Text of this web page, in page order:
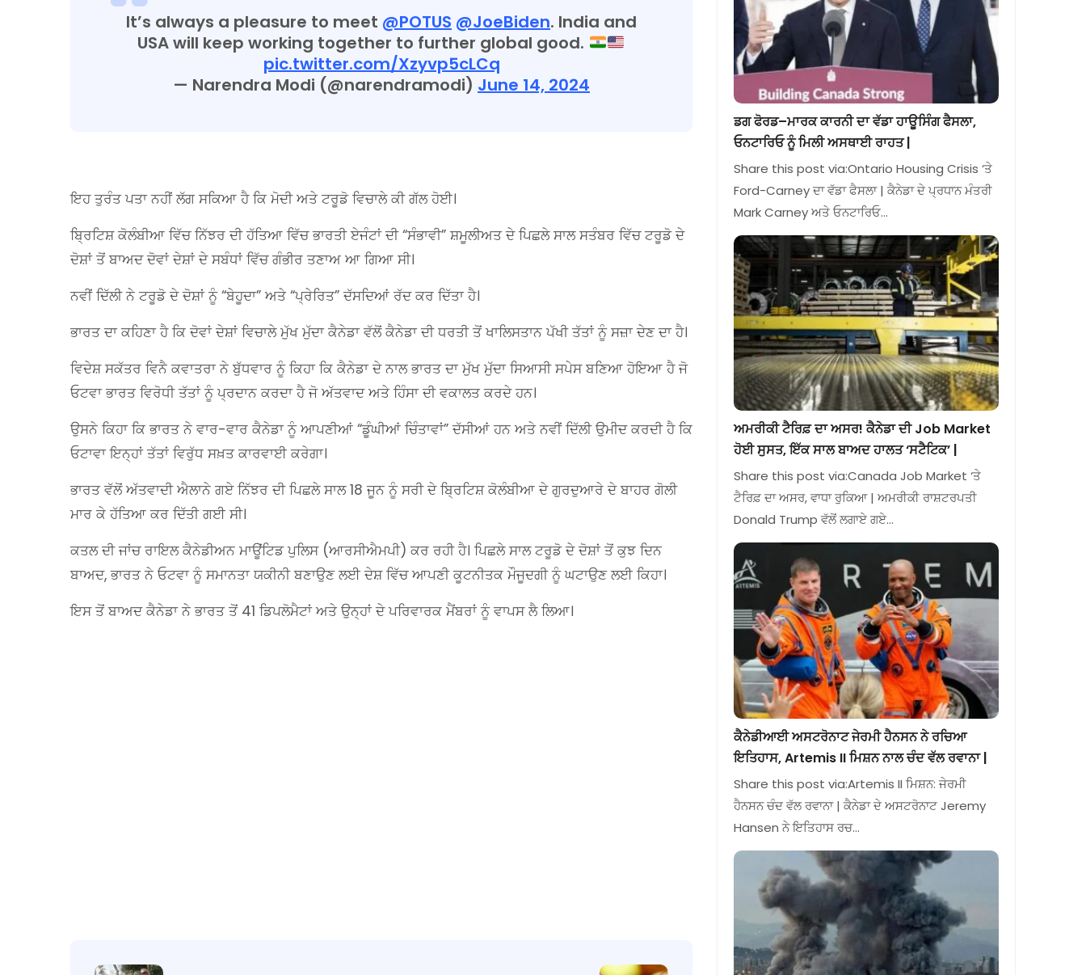
It’s always a pleasure to meet @POTUS @JoeBiden. India and
USA will keep working together to further global good.
pic.twitter.com/Xzyvp5cLCq
— Narendra Modi (@narendramodi) June 14, 2024
ਇਹ ਤੁਰੰਤ ਪਤਾ ਨਹੀਂ ਲੱਗ ਸਕਿਆ ਹੈ ਕਿ ਮੋਦੀ ਅਤੇ ਟਰੂਡੋ ਵਿਚਾਲੇ ਕੀ ਗੱਲ ਹੋਈ।
ਬ੍ਰਿਟਿਸ਼ ਕੋਲੰਬੀਆ ਵਿੱਚ ਨਿੱਝਰ ਦੀ ਹੱਤਿਆ ਵਿੱਚ ਭਾਰਤੀ ਏਜੰਟਾਂ ਦੀ “ਸੰਭਾਵੀ” ਸ਼ਮੂਲੀਅਤ ਦੇ ਪਿਛਲੇ ਸਾਲ ਸਤੰਬਰ ਵਿੱਚ ਟਰੂਡੋ ਦੇ
ਦੋਸ਼ਾਂ ਤੋਂ ਬਾਅਦ ਦੋਵਾਂ ਦੇਸ਼ਾਂ ਦੇ ਸਬੰਧਾਂ ਵਿੱਚ ਗੰਭੀਰ ਤਣਾਅ ਆ ਗਿਆ ਸੀ।
ਨਵੀਂ ਦਿੱਲੀ ਨੇ ਟਰੂਡੋ ਦੇ ਦੋਸ਼ਾਂ ਨੂੰ “ਬੇਹੂਦਾ” ਅਤੇ “ਪ੍ਰੇਰਿਤ” ਦੱਸਦਿਆਂ ਰੱਦ ਕਰ ਦਿੱਤਾ ਹੈ।
ਭਾਰਤ ਦਾ ਕਹਿਣਾ ਹੈ ਕਿ ਦੋਵਾਂ ਦੇਸ਼ਾਂ ਵਿਚਾਲੇ ਮੁੱਖ ਮੁੱਦਾ ਕੈਨੇਡਾ ਵੱਲੋਂ ਕੈਨੇਡਾ ਦੀ ਧਰਤੀ ਤੋਂ ਖਾਲਿਸਤਾਨ ਪੱਖੀ ਤੱਤਾਂ ਨੂੰ ਸਜ਼ਾ ਦੇਣ ਦਾ ਹੈ।
ਵਿਦੇਸ਼ ਸਕੱਤਰ ਵਿਨੈ ਕਵਾਤਰਾ ਨੇ ਬੁੱਧਵਾਰ ਨੂੰ ਕਿਹਾ ਕਿ ਕੈਨੇਡਾ ਦੇ ਨਾਲ ਭਾਰਤ ਦਾ ਮੁੱਖ ਮੁੱਦਾ ਸਿਆਸੀ ਸਪੇਸ ਬਣਿਆ ਹੋਇਆ ਹੈ ਜੋ
ਓਟਵਾ ਭਾਰਤ ਵਿਰੋਧੀ ਤੱਤਾਂ ਨੂੰ ਪ੍ਰਦਾਨ ਕਰਦਾ ਹੈ ਜੋ ਅੱਤਵਾਦ ਅਤੇ ਹਿੰਸਾ ਦੀ ਵਕਾਲਤ ਕਰਦੇ ਹਨ।
ਉਸਨੇ ਕਿਹਾ ਕਿ ਭਾਰਤ ਨੇ ਵਾਰ-ਵਾਰ ਕੈਨੇਡਾ ਨੂੰ ਆਪਣੀਆਂ “ਡੂੰਘੀਆਂ ਚਿੰਤਾਵਾਂ” ਦੱਸੀਆਂ ਹਨ ਅਤੇ ਨਵੀਂ ਦਿੱਲੀ ਉਮੀਦ ਕਰਦੀ ਹੈ ਕਿ
ਓਟਾਵਾ ਇਨ੍ਹਾਂ ਤੱਤਾਂ ਵਿਰੁੱਧ ਸਖ਼ਤ ਕਾਰਵਾਈ ਕਰੇਗਾ।
ਭਾਰਤ ਵੱਲੋਂ ਅੱਤਵਾਦੀ ਐਲਾਨੇ ਗਏ ਨਿੱਝਰ ਦੀ ਪਿਛਲੇ ਸਾਲ 18 ਜੂਨ ਨੂੰ ਸਰੀ ਦੇ ਬ੍ਰਿਟਿਸ਼ ਕੋਲੰਬੀਆ ਦੇ ਗੁਰਦੁਆਰੇ ਦੇ ਬਾਹਰ ਗੋਲੀ
ਮਾਰ ਕੇ ਹੱਤਿਆ ਕਰ ਦਿੱਤੀ ਗਈ ਸੀ।
ਕਤਲ ਦੀ ਜਾਂਚ ਰਾਇਲ ਕੈਨੇਡੀਅਨ ਮਾਊਂਟਿਡ ਪੁਲਿਸ (ਆਰਸੀਐਮਪੀ) ਕਰ ਰਹੀ ਹੈ। ਪਿਛਲੇ ਸਾਲ ਟਰੂਡੋ ਦੇ ਦੋਸ਼ਾਂ ਤੋਂ ਕੁਝ ਦਿਨ
ਬਾਅਦ, ਭਾਰਤ ਨੇ ਓਟਵਾ ਨੂੰ ਸਮਾਨਤਾ ਯਕੀਨੀ ਬਣਾਉਣ ਲਈ ਦੇਸ਼ ਵਿੱਚ ਆਪਣੀ ਕੂਟਨੀਤਕ ਮੌਜੂਦਗੀ ਨੂੰ ਘਟਾਉਣ ਲਈ ਕਿਹਾ।
ਇਸ ਤੋਂ ਬਾਅਦ ਕੈਨੇਡਾ ਨੇ ਭਾਰਤ ਤੋਂ 41 ਡਿਪਲੋਮੈਟਾਂ ਅਤੇ ਉਨ੍ਹਾਂ ਦੇ ਪਰਿਵਾਰਕ ਮੈਂਬਰਾਂ ਨੂੰ ਵਾਪਸ ਲੈ ਲਿਆ।
ਡਗ ਫੋਰਡ–ਮਾਰਕ ਕਾਰਨੀ ਦਾ ਵੱਡਾ ਹਾਊਸਿੰਗ ਫੈਸਲਾ,
ਓਨਟਾਰਿਓ ਨੂੰ ਮਿਲੀ ਅਸਥਾਈ ਰਾਹਤ |
Share this post via:Ontario Housing Crisis ‘ਤੇ
Ford-Carney ਦਾ ਵੱਡਾ ਫੈਸਲਾ | ਕੈਨੇਡਾ ਦੇ ਪ੍ਰਧਾਨ ਮੰਤਰੀ
Mark Carney ਅਤੇ ਓਨਟਾਰਿਓ…
ਅਮਰੀਕੀ ਟੈਰਿਫ਼ ਦਾ ਅਸਰ! ਕੈਨੇਡਾ ਦੀ Job Market
ਹੋਈ ਸੁਸਤ, ਇੱਕ ਸਾਲ ਬਾਅਦ ਹਾਲਤ ‘ਸਟੈਟਿਕ’ |
Share this post via:Canada Job Market ‘ਤੇ
ਟੈਰਿਫ਼ ਦਾ ਅਸਰ, ਵਾਧਾ ਰੁਕਿਆ | ਅਮਰੀਕੀ ਰਾਸ਼ਟਰਪਤੀ
Donald Trump ਵੱਲੋਂ ਲਗਾਏ ਗਏ…
ਕੈਨੇਡੀਆਈ ਅਸਟਰੋਨਾਟ ਜੇਰਮੀ ਹੈਨਸਨ ਨੇ ਰਚਿਆ
ਇਤਿਹਾਸ, Artemis II ਮਿਸ਼ਨ ਨਾਲ ਚੰਦ ਵੱਲ ਰਵਾਨਾ |
Share this post via:Artemis II ਮਿਸ਼ਨ: ਜੇਰਮੀ
ਹੈਨਸਨ ਚੰਦ ਵੱਲ ਰਵਾਨਾ | ਕੈਨੇਡਾ ਦੇ ਅਸਟਰੋਨਾਟ Jeremy
Hansen ਨੇ ਇਤਿਹਾਸ ਰਚ…